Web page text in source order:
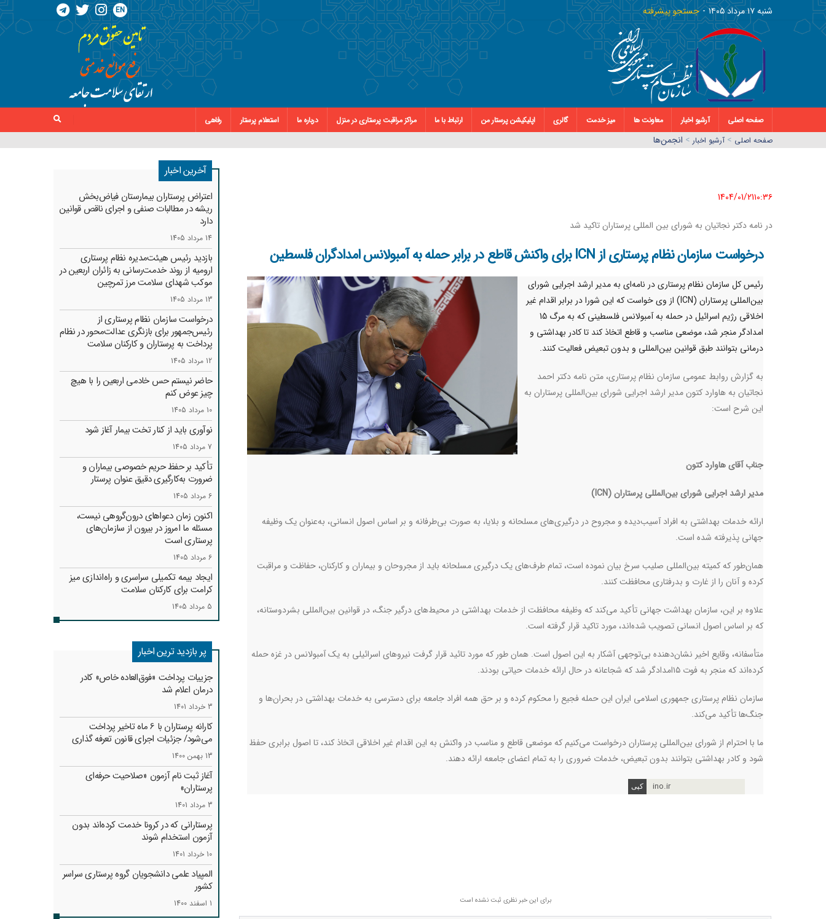
شنبه ١٧ مرداد ١٤٠٥ جستجو پیشرفته EN
صفحه اصلی آرشیو اخبار معاونت ها میز خدمت گالری اپلیکیشن پرستار من ارتباط با ما مراکز مراقبت پرستاری در منزل درباره ما استعلام پرستار
رفاهی
صفحه اصلي > آرشیو اخبار > انجمن‌ها
1404/01/21١٠:٣٦
در نامه دکتر نجاتیان به شورای بین المللی پرستاران تاکید شد
درخواست سازمان نظام پرستاری از ICN برای واکنش قاطع در برابر حمله به آمبولانس امدادگران فلسطین
رئیس کل سازمان نظام پرستاری در نامه‌ای به مدیر ارشد اجرایی شورای
بین‌المللی پرستاران (ICN) از وی خواست که این شورا در برابر اقدام غیر
اخلاقی رژیم اسرائیل در حمله به آمبولانس فلسطینی که به مرگ 15
امدادگر منجر شد، موضعی مناسب و قاطع اتخاذ کند تا کادر بهداشتی و
درمانی بتوانند طبق قوانین بین‌المللی و بدون تبعیض فعالیت کنند.
به گزارش روابط عمومی سازمان نظام پرستاری، متن نامه دکتر احمد
نجاتیان به هاوارد کتون مدیر ارشد اجرایی شورای بین‌المللی پرستاران به
این شرح است:
جناب آقای هاوارد کتون
مدیر ارشد اجرایی شورای بین‌المللی پرستاران(ICN)
ارائه خدمات بهداشتی به افراد آسیب‌دیده و مجروح در درگیری‌های مسلحانه و بلایا، به ‌صورت بی‌طرفانه و بر اساس اصول انسانی، به‌عنوان یک وظیفه
جهانی پذیرفته شده است.
همان‌طور که کمیته بین‌المللی صلیب سرخ بیان نموده است، تمام طرف‌های یک درگیری مسلحانه باید از مجروحان و بیماران و کارکنان، حفاظت و مراقبت
کرده و آنان را از غارت و بدرفتاری محافظت کنند.
علاوه بر این، سازمان بهداشت جهانی تأکید می‌کند که وظیفه محافظت از خدمات بهداشتی در محیط‌های درگیر جنگ، در قوانین بین‌المللی بشردوستانه،
که بر اساس اصول انسانی تصویب شده‌اند، مورد تاکید قرار گرفته است.
متأسفانه، وقایع اخیر نشان‌دهنده بی‌توجهی آشکار به این اصول است. همان طور که مورد تائید قرار گرفت نیروهای اسرائیلی به یک آمبولانس در غزه حمله
کرده‌اند که منجر به فوت ۱۵امدادگر شد که شجاعانه در حال ارائه خدمات حیاتی بودند
.
سازمان نظام پرستاری جمهوری اسلامی ایران این حمله فجیع را محکوم کرده و بر حق همه افراد جامعه برای دسترسی به خدمات بهداشتی در بحران‌ها و
جنگ‌ها تأکید می‌کند.
ما با احترام از شورای بین‌المللی پرستاران درخواست می‌کنیم که موضعی قاطع و مناسب در واکنش به این اقدام غیر اخلاقی اتخاذ کند، تا اصول برابری حفظ
شود و کادر بهداشتی بتوانند بدون تبعیض، خدمات ضروری را به تمام اعضای جامعه ارائه دهند.
ino.ir
برای این خبر نظری ثبت نشده است
آخرین اخبار
اعتراض پرستاران بیمارستان فیاض‌بخش
ریشه در مطالبات صنفی و اجرای ناقص قوانین
دارد
14 مرداد 1405
بازدید رئیس هیئت‌مدیره نظام پرستاری
ارومیه از روند خدمت‌رسانی به زائران اربعین در
موکب شهدای سلامت مرز تمرچین
13 مرداد 1405
درخواست سازمان نظام پرستاری از
رئیس‌جمهور برای بازنگری عدالت‌محور در نظام
پرداخت به پرستاران و کارکنان سلامت
12 مرداد 1405
حاضر نیستم حس خادمی اربعین را با هیچ
چیز عوض کنم
10 مرداد 1405
نوآوری باید از کنار تخت بیمار آغاز شود
7 مرداد 1405
تأکید بر حفظ حریم خصوصی بیماران و
ضرورت به‌کارگیری دقیق عنوان پرستار
6 مرداد 1405
اکنون زمان دعواهای درون‌گروهی نیست،
مسئله ما امروز در بیرون از سازمان‌های
پرستاری است
6 مرداد 1405
ایجاد بیمه تکمیلی سراسری و راه‌اندازی میز
کرامت برای کارکنان سلامت
5 مرداد 1405
پر بازدید ترین اخبار
جزییات پرداخت «فوق‌العاده خاص» کادر
درمان اعلام شد
3 خرداد 1401
کارانه‌ پرستاران با 6 ماه تاخیر پرداخت
می‌شود/ جزئیات اجرای قانون تعرفه گذاری
13 بهمن 1400
آغاز ثبت نام آزمون «صلاحیت حرفه‌ای
پرستاران»
3 مرداد 1401
پرستارانی که در کرونا خدمت کرد‌ه‌اند بدون
آزمون استخدام شوند
10 خرداد 1401
المپیاد علمی دانشجویان گروه پرستاری سراسر
کشور
1 اسفند 1400